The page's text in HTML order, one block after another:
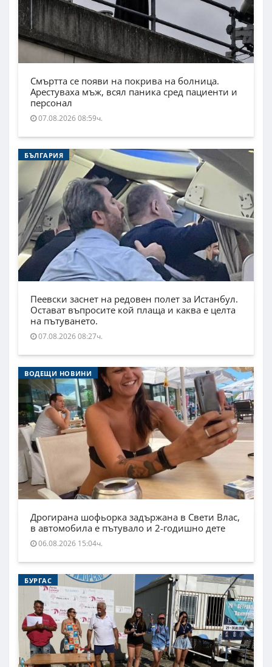
Смъртта се появи на покрива на болница.
Арестуваха мъж, всял паника сред пациенти и
персонал
07.08.2026 08:59ч.
БЪЛГАРИЯ
Пеевски заснет на редовен полет за Истанбул.
Остават въпросите кой плаща и каква е целта
на пътуването.
07.08.2026 08:27ч.
ВОДЕЩИ НОВИНИ
Дрогирана шофьорка задържана в Свети Влас,
в автомобила е пътувало и 2-годишно дете
06.08.2026 15:04ч.
БУРГАС